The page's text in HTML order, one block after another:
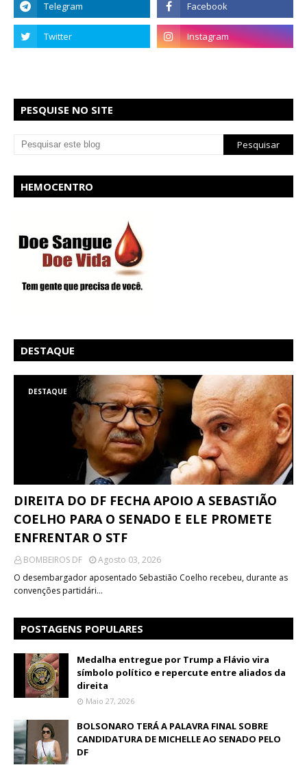
PESQUISE NO SITE
HEMOCENTRO
DESTAQUE
DESTAQUE
DIREITA DO DF FECHA APOIO A SEBASTIÃO
COELHO PARA O SENADO E ELE PROMETE
ENFRENTAR O STF
BOMBEIROS DF
Agosto 03, 2026
O desembargador aposentado Sebastião Coelho recebeu, durante as
convenções partidári…
POSTAGENS POPULARES
Medalha entregue por Trump a Flávio vira
símbolo político e repercute entre aliados da
direita
Maio 27, 2026
BOLSONARO TERÁ A PALAVRA FINAL SOBRE
CANDIDATURA DE MICHELLE AO SENADO PELO
DF